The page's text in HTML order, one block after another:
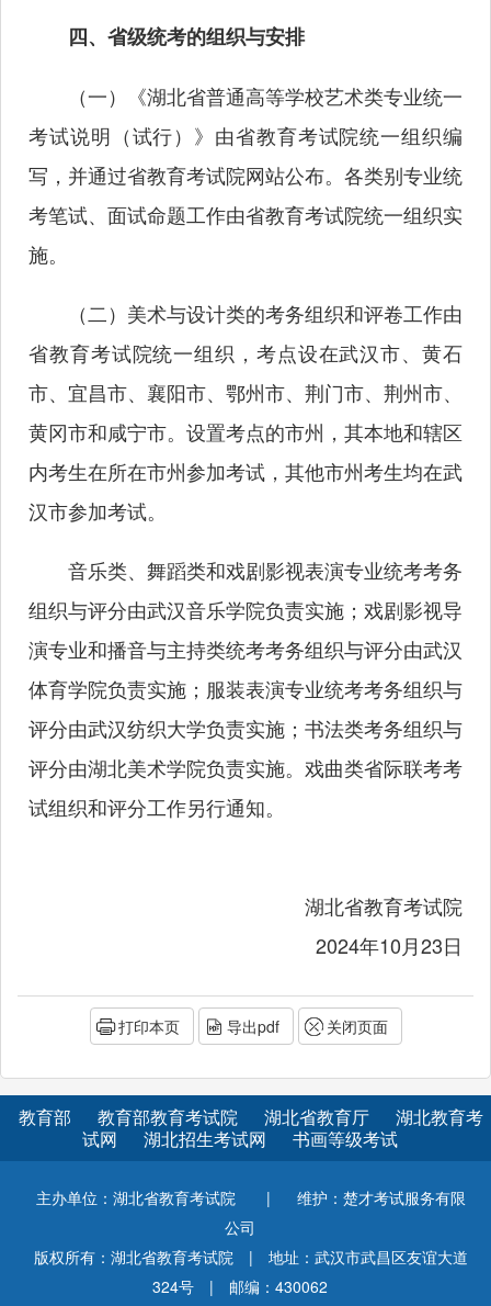
四、省级统考的组织与安排
（一）《湖北省普通高等学校艺术类专业统一
考试说明（试行）》由省教育考试院统一组织编
写，并通过省教育考试院网站公布。各类别专业统
考笔试、面试命题工作由省教育考试院统一组织实
施。
（二）美术与设计类的考务组织和评卷工作由
省教育考试院统一组织，考点设在武汉市、黄石
市、宜昌市、襄阳市、鄂州市、荆门市、荆州市、
黄冈市和咸宁市。设置考点的市州，其本地和辖区
内考生在所在市州参加考试，其他市州考生均在武
汉市参加考试。
音乐类、舞蹈类和戏剧影视表演专业统考考务
组织与评分由武汉音乐学院负责实施；戏剧影视导
演专业和播音与主持类统考考务组织与评分由武汉
体育学院负责实施；服装表演专业统考考务组织与
评分由武汉纺织大学负责实施；书法类考务组织与
评分由湖北美术学院负责实施。戏曲类省际联考考
试组织和评分工作另行通知。
湖北省教育考试院
2024年10月23日
打印本页 导出pdf 关闭页面
教育部 教育部教育考试院 湖北省教育厅
湖北教育考
试网
湖北招生考试网 书画等级考试
主办单位：湖北省教育考试院 |
维护：楚才考试服务有限
公司
版权所有：湖北省教育考试院
|
地址：武汉市武昌区友谊大道
324号
|
邮编：430062